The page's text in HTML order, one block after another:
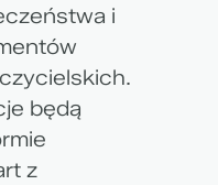
i
będą
z